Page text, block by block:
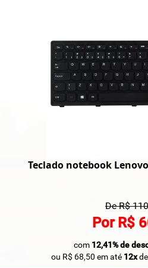
Teclado notebook
De R$
Por R$
com 12,41% de
ou R$ 68,50 em até 12xde